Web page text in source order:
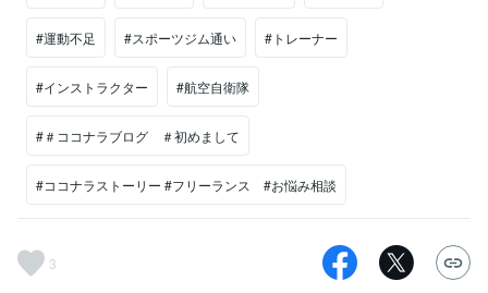
#運動不足 #スポーツジム通い #トレーナー
#インストラクター #航空自衛隊
#＃ココナラブログ ＃初めまして
#ココナラストーリー #フリーランス #お悩み相談
3